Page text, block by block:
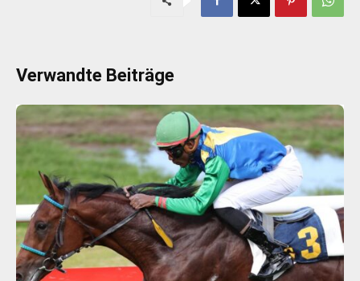
Verwandte Beiträge